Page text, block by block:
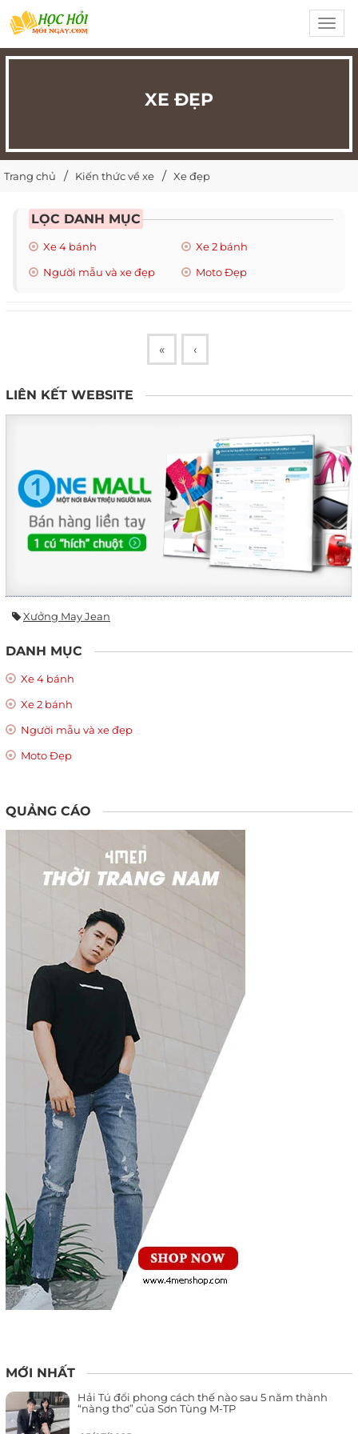
XE ĐẸP
Trang chủ Kiến thức về xe Xe đẹp
LỌC DANH MỤC
Xe 4 bánh
Xe 2 bánh
Người mẫu và xe đẹp
Moto Đẹp
« ‹
LIÊN KẾT WEBSITE
Xưởng May Jean
DANH MỤC
Xe 4 bánh
Xe 2 bánh
Người mẫu và xe đẹp
Moto Đẹp
QUẢNG CÁO
MỚI NHẤT
Hải Tú đổi phong cách thế nào sau 5 năm thành
“nàng thơ” của Sơn Tùng M-TP